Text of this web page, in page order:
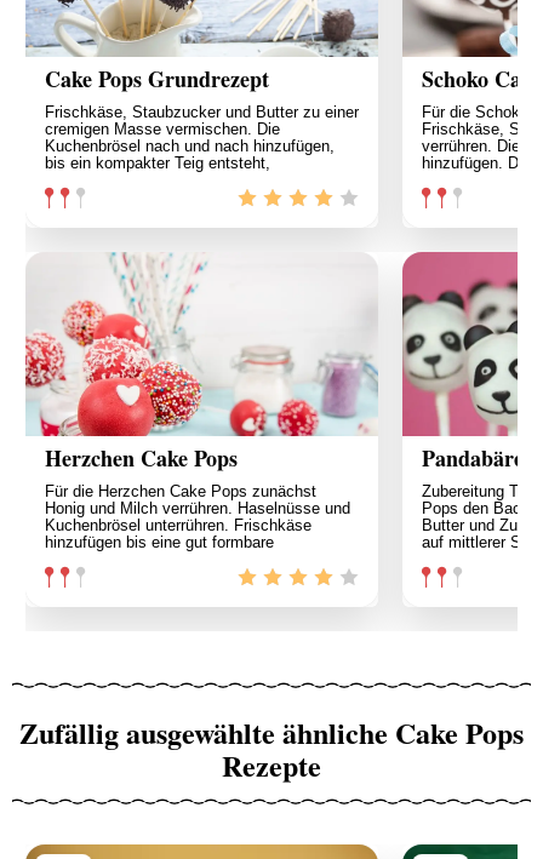
Cake Pops Grundrezept
Frischkäse, Staubzucker und Butter zu einer
cremigen Masse vermischen. Die
Kuchenbrösel nach und nach hinzufügen,
bis ein kompakter Teig entsteht,
Schoko
Für die Schoko
Frischkäse,
verrühren. Die
hinzufügen. Die
Herzchen Cake Pops
Für die Herzchen Cake Pops zunächst
Honig und Milch verrühren. Haselnüsse und
Kuchenbrösel unterrühren. Frischkäse
hinzufügen bis eine gut formbare
Pandabären
Zubereitung
Pops den
Butter und
auf mittlerer
Zufällig ausgewählte ähnliche Cake Pops
Rezepte